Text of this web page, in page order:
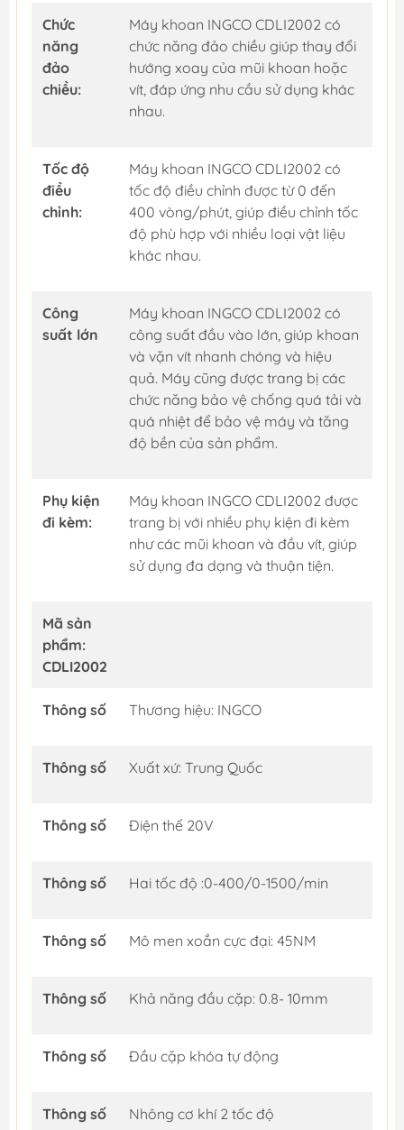
Chức
năng
đảo
chiều:
Máy khoan INGCO CDLI2002 có
chức năng đảo chiều giúp thay đổi
hướng xoay của mũi khoan hoặc
vít, đáp ứng nhu cầu sử dụng khác
nhau.
Tốc độ
điều
chỉnh:
Máy khoan INGCO CDLI2002 có
tốc độ điều chỉnh được từ 0 đến
400 vòng/phút, giúp điều chỉnh tốc
độ phù hợp với nhiều loại vật liệu
khác nhau.
Công
suất lớn
Máy khoan INGCO CDLI2002 có
công suất đầu vào lớn, giúp khoan
và vặn vít nhanh chóng và hiệu
quả. Máy cũng được trang bị các
chức năng bảo vệ chống quá tải và
quá nhiệt để bảo vệ máy và tăng
độ bền của sản phẩm.
Phụ kiện
đi kèm:
Máy khoan INGCO CDLI2002 được
trang bị với nhiều phụ kiện đi kèm
như các mũi khoan và đầu vít, giúp
sử dụng đa dạng và thuận tiện.
Mã sản
phẩm:
CDLI2002
Thông số Thương hiệu: INGCO
Thông số Xuất xứ: Trung Quốc
Thông số Điện thế 20V
Thông số Hai tốc độ :0-400/0-1500/min
Thông số Mô men xoắn cực đại: 45NM
Thông số Khả năng đầu cặp: 0.8- 10mm
Thông số Đầu cặp khóa tự động
Thông số Nhông cơ khí 2 tốc độ